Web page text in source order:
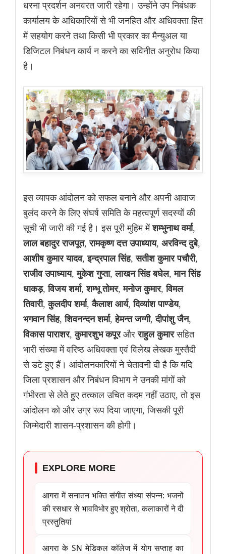
धरना प्रदर्शन अनवरत जारी रहेगा। उन्होंने उप निबंधक
कार्यालय के अधिकारियों से भी जनहित और अधिवक्ता हित
में सहयोग करने तथा किसी भी प्रकार का मैन्युअल या
डिजिटल निबंधन कार्य न करने का सविनीत अनुरोध किया
है।
इस व्यापक आंदोलन को सफल बनाने और अपनी आवाज
बुलंद करने के लिए संघर्ष समिति के महत्वपूर्ण सदस्यों की
सूची भी जारी की गई है। इस पूरी मुहिम मेंशम्भुनाथ वर्मा,
लाल बहादुर राजपूत,रामकृष्ण दत्त उपाध्याय, अरविन्द दुबे,
आशीष कुमार यादव,इन्द्रपाल सिंह,सतीश कुमार पचौरी,
राजीव उपाध्याय,मुकेश गुप्ता,लाखन सिंह बघेल,मान सिंह
धाकड़,विजय शर्मा,शम्भू तोमर,मनोज कुमार,विमल
तिवारी,कुलदीप शर्मा,कैलाश आर्य,दिव्यांश पाण्डेय,
भगवान सिंह,शिवनन्दन शर्मा,हेमन्त जग्गी,दीपांशु जैन,
विकास पाराशर,कुमारशुभ कपूरऔरराहुल कुमारसहित
भारी संख्या में वरिष्ठ अधिवक्ता एवं विलेख लेखक मुस्तैदी
से डटे हुए हैं। आंदोलनकारियों ने चेतावनी दी है कि यदि
जिला प्रशासन और निबंधन विभाग ने उनकी मांगों को
गंभीरता से लेते हुए तत्काल उचित कदम नहीं उठाए, तो इस
आंदोलन को और उग्र रूप दिया जाएगा, जिसकी पूरी
जिम्मेदारी शासन-प्रशासन की होगी।
EXPLORE MORE
आगरा में सनातन भक्ति संगीत संध्या संपन्न: भजनों
की रसधार से भावविभोर हुए श्रोता, कलाकारों ने दी
प्रस्तुतियां
आगरा के SN मेडिकल कॉलेज में योग सप्ताह का